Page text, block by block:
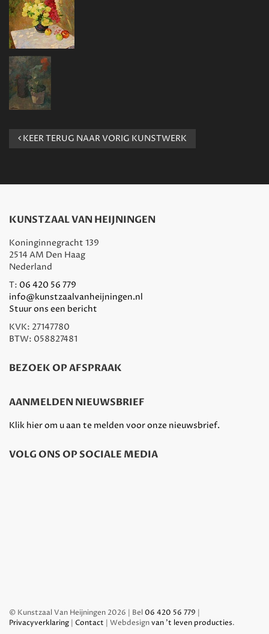
KEER TERUG NAAR VORIG KUNSTWERK
KUNSTZAAL VAN HEIJNINGEN
Koninginnegracht 139
2514 AM Den Haag
Nederland
T: 06 420 56 779
info@kunstzaalvanheijningen.nl
Stuur ons een bericht
KVK: 27147780
BTW: 058827481
BEZOEK OP AFSPRAAK
AANMELDEN NIEUWSBRIEF
Klik hier om u aan te melden voor onze nieuwsbrief.
VOLG ONS OP SOCIALE MEDIA
© Kunstzaal Van Heijningen 2026 | Bel 06 420 56 779 |
Privacyverklaring | Contact | Webdesignvan 't leven producties.